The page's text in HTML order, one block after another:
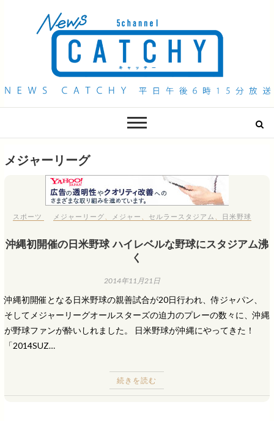
QAB NEWS Headline
メジャーリーグ
スポーツ メジャーリーグ メジャー セルラースタジアム 日米野球
沖縄初開催の日米野球 ハイレベルな野球にスタジアム沸
く
2014年11月21日
沖縄初開催となる日米野球の親善試合が20日行われ、侍ジャパン、
そしてメジャーリーグオールスターズの迫力のプレーの数々に、沖縄
が野球ファンが酔いしれました。 日米野球が沖縄にやってきた！
「2014SUZ…
続きを読む